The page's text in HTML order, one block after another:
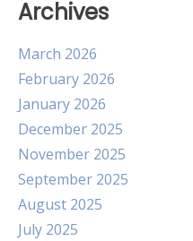
Archives
March 2026
February 2026
January 2026
December 2025
November 2025
September 2025
August 2025
July 2025